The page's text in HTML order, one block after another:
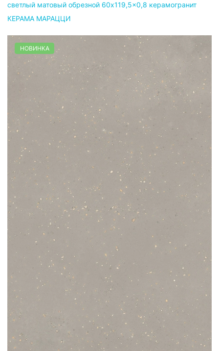
светлый матовый обрезной 60x119,5x0,8 керамогранит
КЕРАМА МАРАЦЦИ
НОВИНКА